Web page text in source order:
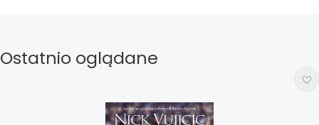
Ostatnio oglądane